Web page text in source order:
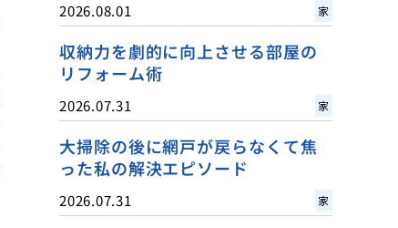
2026.08.01 家
収納力を劇的に向上させる部屋の
リフォーム術
2026.07.31 家
大掃除の後に網戸が戻らなくて焦
った私の解決エピソード
2026.07.31 家